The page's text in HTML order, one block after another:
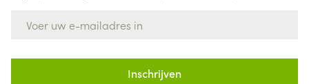
Inschrijven